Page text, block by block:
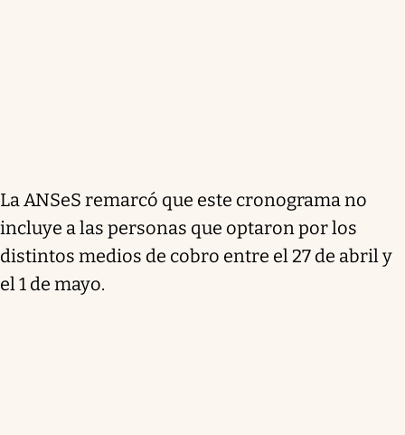
La ANSeS remarcó que este cronograma no
incluye a las personas que optaron por los
distintos medios de cobro entre el 27 de abril y
el 1 de mayo.